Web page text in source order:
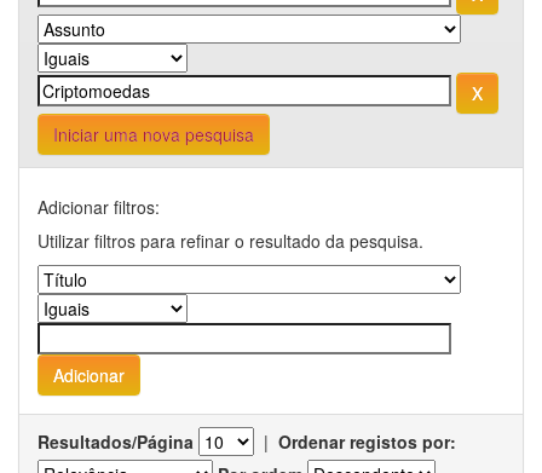
Iniciar uma nova pesquisa
Adicionar filtros:
Utilizar filtros para refinar o resultado da pesquisa.
Resultados/Página | Ordenar registos por: